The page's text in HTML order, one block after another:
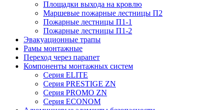
Площадки выхода на кровлю
Маршевые пожарные лестницы П2
Пожарные лестницы П1-1
Пожарные лестницы П1-2
Эвакуационные трапы
Рамы монтажные
Переход через парапет
Компоненты монтажных систем
Серия ELITE
Серия PRESTIGE ZN
Серия PROMO ZN
Серия ECONOM